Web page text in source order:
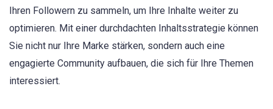
Ihren Followern zu sammeln, um Ihre Inhalte weiter zu
optimieren. Mit einer durchdachten Inhaltsstrategie können
Sie nicht nur Ihre Marke stärken, sondern auch eine
engagierte Community aufbauen, die sich für Ihre Themen
interessiert.